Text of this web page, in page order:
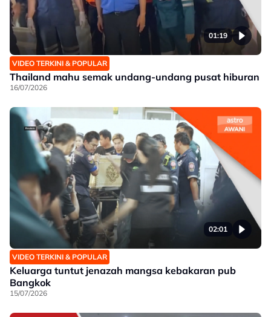
01:19
VIDEO TERKINI & POPULAR
Thailand mahu semak undang-undang pusat hiburan
16/07/2026
02:01
VIDEO TERKINI & POPULAR
Keluarga tuntut jenazah mangsa kebakaran pub
Bangkok
15/07/2026